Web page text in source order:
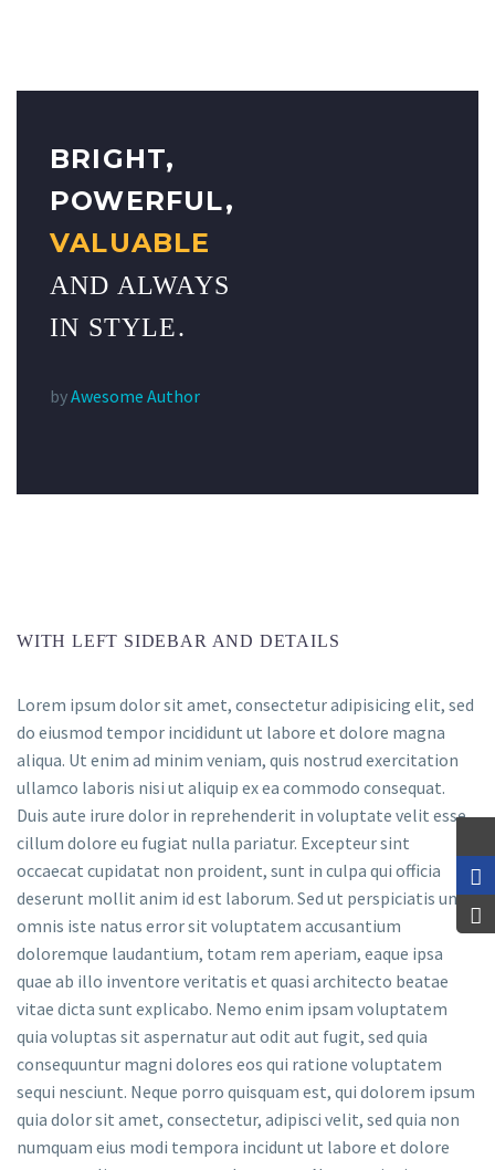
BRIGHT,
POWERFUL,
VALUABLE
AND ALWAYS
IN STYLE.
byAwesome Author
WITH LEFT SIDEBAR AND DETAILS
Lorem ipsum dolor sit amet, consectetur adipisicing elit, sed
do eiusmod tempor incididunt ut labore et dolore magna
aliqua. Ut enim ad minim veniam, quis nostrud exercitation
ullamco laboris nisi ut aliquip ex ea commodo consequat.
Duis aute irure dolor in reprehenderit in voluptate velit esse
cillum dolore eu fugiat nulla pariatur. Excepteur sint
occaecat cupidatat non proident, sunt in culpa qui officia
deserunt mollit anim id est laborum. Sed ut perspiciatis unde
omnis iste natus error sit voluptatem accusantium
doloremque laudantium, totam rem aperiam, eaque ipsa
quae ab illo inventore veritatis et quasi architecto beatae
vitae dicta sunt explicabo. Nemo enim ipsam voluptatem
quia voluptas sit aspernatur aut odit aut fugit, sed quia
consequuntur magni dolores eos qui ratione voluptatem
sequi nesciunt. Neque porro quisquam est, qui dolorem ipsum
quia dolor sit amet, consectetur, adipisci velit, sed quia non
numquam eius modi tempora incidunt ut labore et dolore